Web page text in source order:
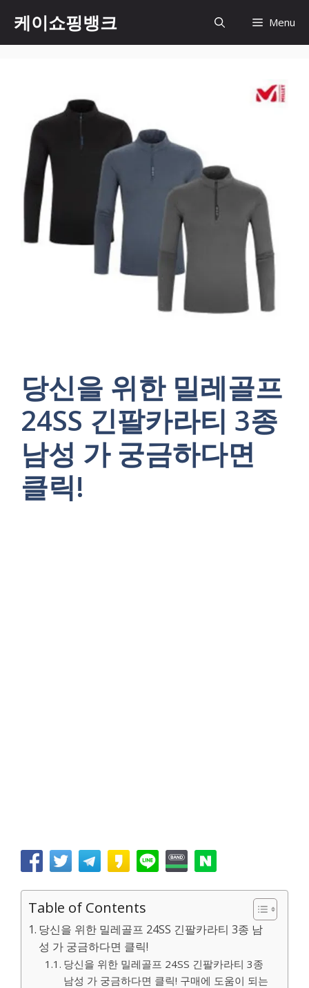
content
케이쇼핑뱅크 Menu
당신을 위한 밀레골프
24SS 긴팔카라티 3종
남성 가 궁금하다면
클릭!
Table of Contents
당신을 위한 밀레골프 24SS 긴팔카라티 3종 남
성 가 궁금하다면 클릭!
당신을 위한 밀레골프 24SS 긴팔카라티 3종
남성 가 궁금하다면 클릭! 구매에 도움이 되는